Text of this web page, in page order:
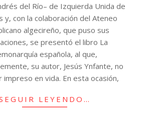
del Río– de Izquierda Unida de
y, con la colaboración del Ateneo
algecireño, que puso sus
se presentó el libro La
española, al que,
su autor, Jesús Ynfante, no
impreso en vida. En esta ocasión,
LEYENDO…